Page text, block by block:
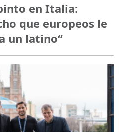
en Italia:
que europeos le
un latino“